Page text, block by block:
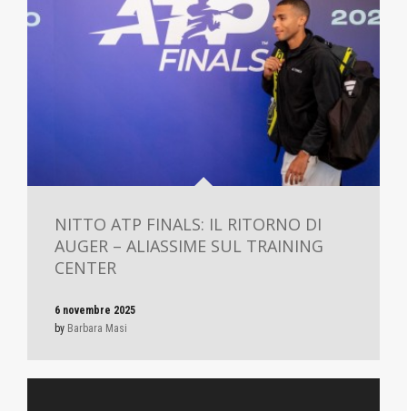
NITTO ATP FINALS: IL RITORNO DI
AUGER – ALIASSIME SUL TRAINING
CENTER
6 novembre 2025
by Barbara Masi